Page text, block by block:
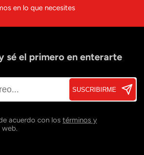
en lo que necesites
sé el primero en enterarte
SUSCRIBIRME
acuerdo con los términos y
web.